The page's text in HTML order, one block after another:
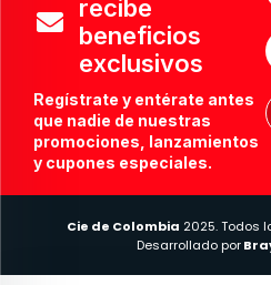
recibe
beneficios
exclusivos
Regístrate y entérate antes
que nadie de nuestras
promociones, lanzamientos
y cupones especiales.
Cie de Colombia 2025. Todos
Desarrollado por